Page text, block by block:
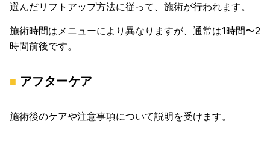
選んだリフトアップ方法に従って、施術が行われます。
施術時間はメニューにより異なりますが、通常は1時間〜2
時間前後です。
アフターケア
施術後のケアや注意事項について説明を受けます。